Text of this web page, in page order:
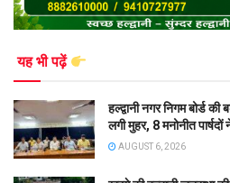
यह भी पढ़ें
हल्द्वानी नगर निगम बोर्ड
लगी मुहर, 8 मनोनीत
AUGUST 6, 2026